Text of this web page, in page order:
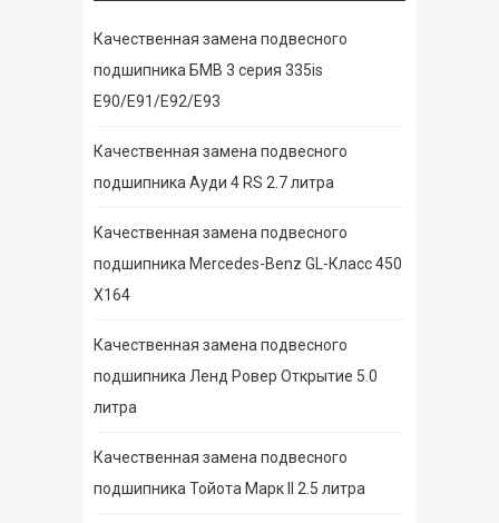
Качественная замена подвесного
подшипника БМВ 3 серия 335is
E90/E91/E92/E93
Качественная замена подвесного
подшипника Ауди 4 RS 2.7 литра
Качественная замена подвесного
подшипника Mercedes-Benz GL-Класс 450
X164
Качественная замена подвесного
подшипника Ленд Ровер Открытие 5.0
литра
Качественная замена подвесного
подшипника Тойота Марк II 2.5 литра